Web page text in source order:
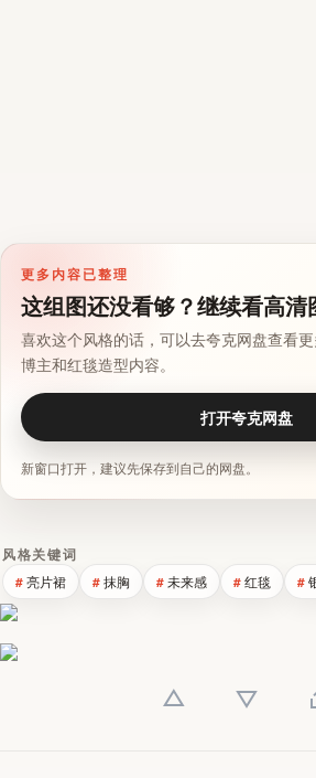
更多内容已整理
这组图还没看够？继续看高
喜欢这个风格的话，可以去夸克网盘查看
博主和红毯造型内容。
打开夸克网盘
新窗口打开，建议先保存到自己的网盘。
风格关键词
亮片裙 抹胸 未来感 红毯